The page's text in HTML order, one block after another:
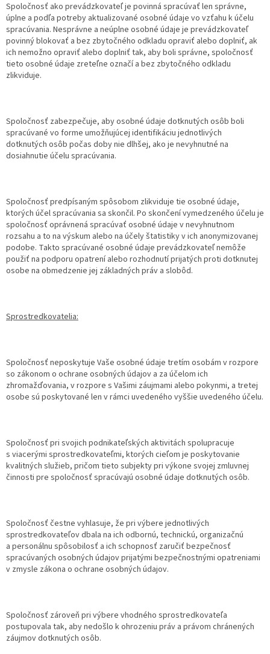
Spoločnosť ako prevádzkovateľ je povinná spracúvať len správne,
úplne a podľa potreby aktualizované osobné údaje vo vzťahu k účelu
spracúvania. Nesprávne a neúplne osobné údaje je prevádzkovateľ
povinný blokovať a bez zbytočného odkladu opraviť alebo doplniť, ak
ich nemožno opraviť alebo doplniť tak, aby boli správne, spoločnosť
tieto osobné údaje zreteľne označí a bez zbytočného odkladu
zlikviduje.
Spoločnosť zabezpečuje, aby osobné údaje dotknutých osôb boli
spracúvané vo forme umožňujúcej identifikáciu jednotlivých
dotknutých osôb počas doby nie dlhšej, ako je nevyhnutné na
dosiahnutie účelu spracúvania.
Spoločnosť predpísaným spôsobom zlikviduje tie osobné údaje,
ktorých účel spracúvania sa skončil. Po skončení vymedzeného účelu je
spoločnosť oprávnená spracúvať osobné údaje v nevyhnutnom
rozsahu a to na výskum alebo na účely štatistiky v ich anonymizovanej
podobe. Takto spracúvané osobné údaje prevádzkovateľ nemôže
použiť na podporu opatrení alebo rozhodnutí prijatých proti dotknutej
osobe na obmedzenie jej základných práv a slobôd.
Sprostredkovatelia:
Spoločnosť neposkytuje Vaše osobné údaje tretím osobám v rozpore
so zákonom o ochrane osobných údajov a za účelom ich
zhromažďovania, v rozpore s Vašimi záujmami alebo pokynmi, a tretej
osobe sú poskytované len v rámci uvedeného vyššie uvedeného účelu.
Spoločnosť pri svojich podnikateľských aktivitách spolupracuje
s viacerými sprostredkovateľmi, ktorých cieľom je poskytovanie
kvalitných služieb, pričom tieto subjekty pri výkone svojej zmluvnej
činnosti pre spoločnosť spracúvajú osobné údaje dotknutých osôb.
Spoločnosť čestne vyhlasuje, že pri výbere jednotlivých
sprostredkovateľov dbala na ich odbornú, technickú, organizačnú
a personálnu spôsobilosť a ich schopnosť zaručiť bezpečnosť
spracúvaných osobných údajov prijatými bezpečnostnými opatreniami
v zmysle zákona o ochrane osobných údajov.
Spoločnosť zároveň pri výbere vhodného sprostredkovateľa
postupovala tak, aby nedošlo k ohrozeniu práv a právom chránených
záujmov dotknutých osôb.